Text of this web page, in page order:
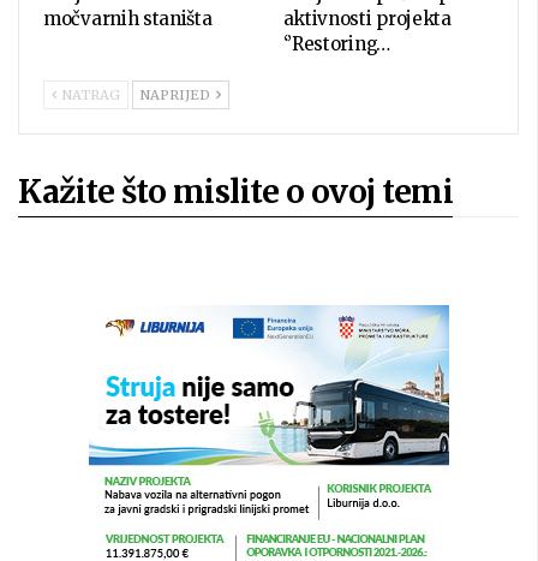
močvarnih staništa
aktivnosti projekta
‘’Restoring…
NATRAG NAPRIJED
Kažite što mislite o ovoj temi